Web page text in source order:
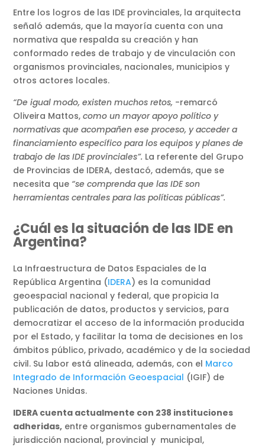
Entre los logros de las IDE provinciales, la arquitecta
señaló además, que la mayoría cuenta con una
normativa que respalda su creación y han
conformado redes de trabajo y de vinculación con
organismos provinciales, nacionales, municipios y
otros actores locales.
“De igual modo, existen muchos retos, -remarcó
Oliveira Mattos,como un mayor apoyo político y
normativas que acompañen ese proceso, y acceder a
financiamiento específico para los equipos y planes de
trabajo de las IDE provinciales”. La referente del Grupo
de Provincias de IDERA, destacó, además, que se
necesita que “se comprenda que las IDE son
herramientas centrales para las políticas públicas”.
¿Cuál es la situación de las IDE en
Argentina?
La Infraestructura de Datos Espaciales de la
República Argentina (IDERA) es la comunidad
geoespacial nacional y federal, que propicia la
publicación de datos, productos y servicios, para
democratizar el acceso de la información producida
por el Estado, y facilitar la toma de decisiones en los
ámbitos público, privado, académico y de la sociedad
civil. Su labor está alineada, además, con el Marco
Integrado de Información Geoespacial (IGIF) de
Naciones Unidas.
IDERA cuenta actualmente con 238 instituciones
adheridas, entre organismos gubernamentales de
jurisdicción nacional, provincial y municipal,